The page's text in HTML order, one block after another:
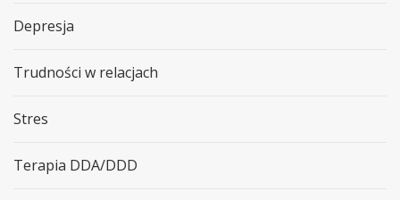
Depresja
Trudności w relacjach
Stres
Terapia DDA/DDD